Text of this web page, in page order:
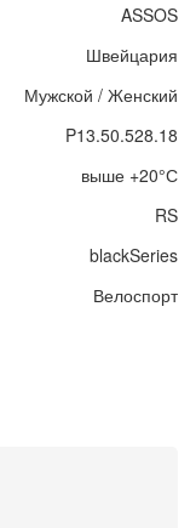
ASSOS
Швейцария
Мужской / Женский
P13.50.528.18
выше +20°С
RS
blackSeries
Велоспорт